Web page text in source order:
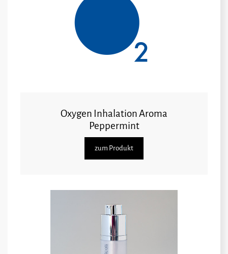
Oxygen Inhalation Aroma
Peppermint
zum Produkt